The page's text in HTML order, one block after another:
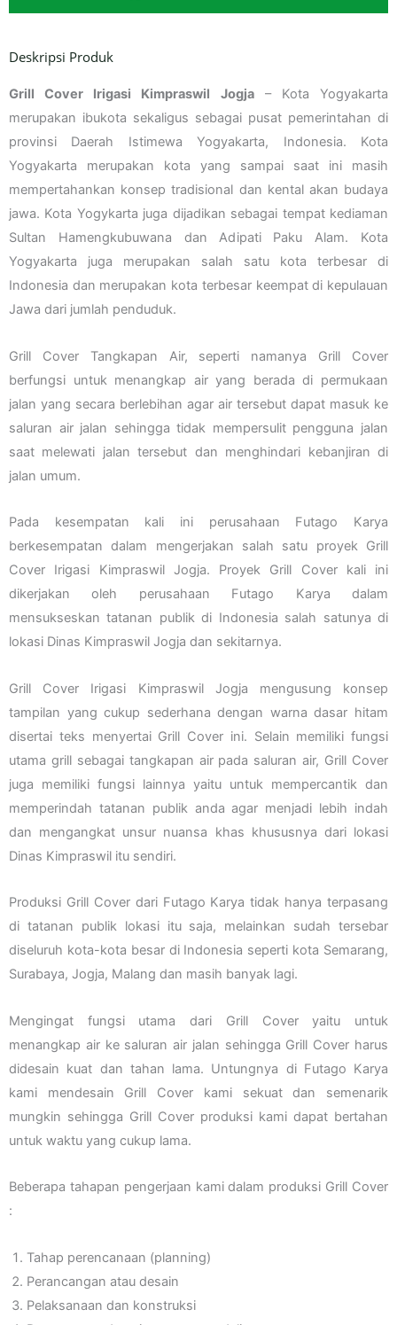
Deskripsi Produk
Grill Cover Irigasi Kimpraswil Jogja– Kota Yogyakarta
merupakan ibukota sekaligus sebagai pusat pemerintahan di
provinsi Daerah Istimewa Yogyakarta, Indonesia. Kota
Yogyakarta merupakan kota yang sampai saat ini masih
mempertahankan konsep tradisional dan kental akan budaya
jawa. Kota Yogykarta juga dijadikan sebagai tempat kediaman
Sultan Hamengkubuwana dan Adipati Paku Alam. Kota
Yogyakarta juga merupakan salah satu kota terbesar di
Indonesia dan merupakan kota terbesar keempat di kepulauan
Jawa dari jumlah penduduk.
Grill Cover Tangkapan Air, seperti namanya Grill Cover
berfungsi untuk menangkap air yang berada di permukaan
jalan yang secara berlebihan agar air tersebut dapat masuk ke
saluran air jalan sehingga tidak mempersulit pengguna jalan
saat melewati jalan tersebut dan menghindari kebanjiran di
jalan umum.
Pada kesempatan kali ini perusahaan Futago Karya
berkesempatan dalam mengerjakan salah satu proyek Grill
Cover Irigasi Kimpraswil Jogja. Proyek Grill Cover kali ini
dikerjakan oleh perusahaan Futago Karya dalam
mensukseskan tatanan publik di Indonesia salah satunya di
lokasi Dinas Kimpraswil Jogja dan sekitarnya.
Grill Cover Irigasi Kimpraswil Jogja mengusung konsep
tampilan yang cukup sederhana dengan warna dasar hitam
disertai teks menyertai Grill Cover ini. Selain memiliki fungsi
utama grill sebagai tangkapan air pada saluran air, Grill Cover
juga memiliki fungsi lainnya yaitu untuk mempercantik dan
memperindah tatanan publik anda agar menjadi lebih indah
dan mengangkat unsur nuansa khas khususnya dari lokasi
Dinas Kimpraswil itu sendiri.
Produksi Grill Cover dari Futago Karya tidak hanya terpasang
di tatanan publik lokasi itu saja, melainkan sudah tersebar
diseluruh kota-kota besar di Indonesia seperti kota Semarang,
Surabaya, Jogja, Malang dan masih banyak lagi.
Mengingat fungsi utama dari Grill Cover yaitu untuk
menangkap air ke saluran air jalan sehingga Grill Cover harus
didesain kuat dan tahan lama. Untungnya di Futago Karya
kami mendesain Grill Cover kami sekuat dan semenarik
mungkin sehingga Grill Cover produksi kami dapat bertahan
untuk waktu yang cukup lama.
Beberapa tahapan pengerjaan kami dalam produksi Grill Cover
:
Tahap perencanaan (planning)
Perancangan atau desain
Pelaksanaan dan konstruksi